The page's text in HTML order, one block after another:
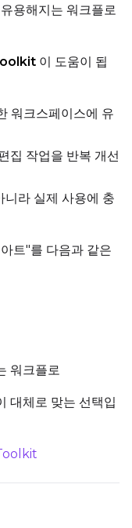
용해지는 워크플로
이 도움이 됩
워크스페이스에 유
집 작업을 반복 개선
라 실제 사용에 충
트"를 다음과 같은
워크플로
대체로 맞는 선택입